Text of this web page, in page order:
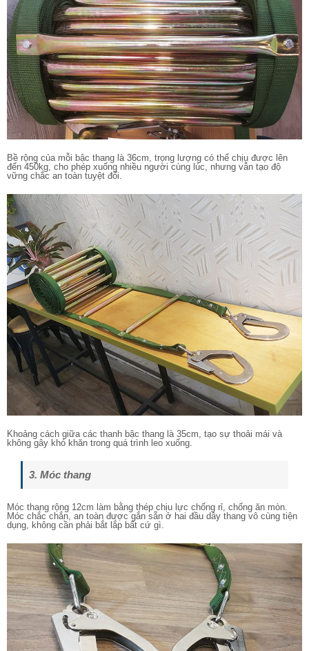
Bề rộng của mỗi bậc thang là 36cm, trọng lượng có thể chịu được lên
đến 450kg, cho phép xuống nhiều người cùng lúc, nhưng vẫn tạo độ
vững chắc an toàn tuyệt đối.
Khoảng cách giữa các thanh bậc thang là 35cm, tạo sự thoải mái và
không gây khó khăn trong quá trình leo xuống.
3. Móc thang
Móc thang rộng 12cm làm bằng thép chịu lực chống rỉ, chống ăn mòn.
Móc chắc chắn, an toàn được gắn sẵn ở hai đầu dây thang vô cùng tiện
dụng, không cần phải bắt lắp bất cứ gì.